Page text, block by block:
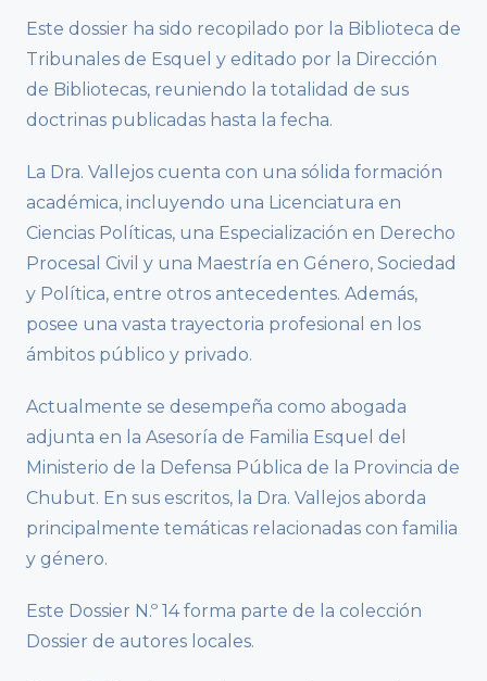
Este dossier ha sido recopilado por la Biblioteca de
Tribunales de Esquel y editado por la Dirección
de Bibliotecas, reuniendo la totalidad de sus
doctrinas publicadas hasta la fecha.
La Dra. Vallejos cuenta con una sólida formación
académica, incluyendo una Licenciatura en
Ciencias Políticas, una Especialización en Derecho
Procesal Civil y una Maestría en Género, Sociedad
y Política, entre otros antecedentes. Además,
posee una vasta trayectoria profesional en los
ámbitos público y privado.
Actualmente se desempeña como abogada
adjunta en la Asesoría de Familia Esquel del
Ministerio de la Defensa Pública de la Provincia de
Chubut. En sus escritos, la Dra. Vallejos aborda
principalmente temáticas relacionadas con familia
y género.
Este Dossier N.º 14 forma parte de la colección
Dossier de autores locales.